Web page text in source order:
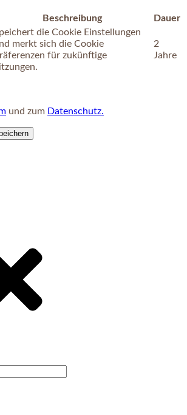
Beschreibung
Dauer
die Cookie Einstellungen
merkt sich die Cookie
für zukünftige
2
Jahre
und zum Datenschutz.